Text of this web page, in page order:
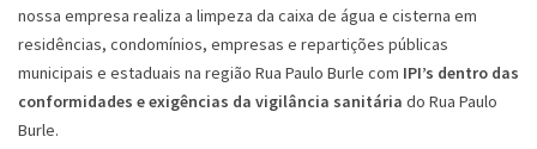
nossa empresa realiza a limpeza da caixa de água e cisterna em
residências, condomínios, empresas e repartições públicas
municipais e estaduais na região Rua Paulo Burle com IPI’s dentro das
conformidades e exigências da vigilância sanitária do Rua Paulo
Burle.